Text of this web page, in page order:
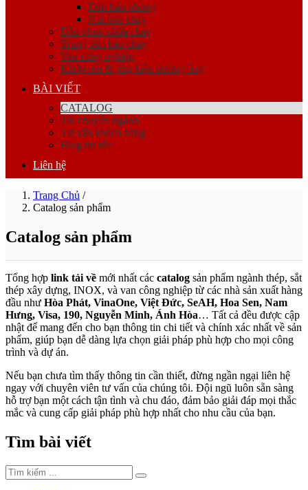
Đèn báo phòng
Nút báo cháy
Đầu phun chữa cháy
Trung tâm báo cháy
Van công nghiệp
Khớp nối & phụ kiện đường ống
BÀI VIẾT
CATALOG
Tin chuyên ngành
Tư vấn khách hàng
Blog tin tức
Liên hệ
Trang Chủ /
Catalog sản phẩm
Catalog sản phẩm
Tổng hợp link tải về mới nhất các catalog sản phẩm ngành thép, sắt
thép xây dựng, INOX, và van công nghiệp từ các nhà sản xuất hàng
đầu như Hòa Phát, VinaOne, Việt Đức, SeAH, Hoa Sen, Nam
Hưng, Visa, 190, Nguyễn Minh, Ánh Hòa… Tất cả đều được cập
nhật để mang đến cho bạn thông tin chi tiết và chính xác nhất về sản
phẩm, giúp bạn dễ dàng lựa chọn giải pháp phù hợp cho mọi công
trình và dự án.
Nếu bạn chưa tìm thấy thông tin cần thiết, đừng ngần ngại liên hệ
ngay với chuyên viên tư vấn của chúng tôi. Đội ngũ luôn sẵn sàng
hỗ trợ bạn một cách tận tình và chu đáo, đảm bảo giải đáp mọi thắc
mắc và cung cấp giải pháp phù hợp nhất cho nhu cầu của bạn.
Tìm bài viết